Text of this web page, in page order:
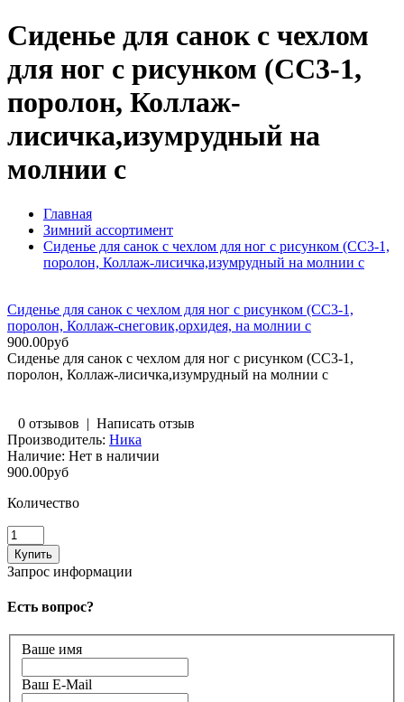
Сиденье для санок с чехлом
для ног с рисунком (СС3-1,
поролон, Коллаж-
лисичка,изумрудный на
молнии с
Главная
Зимний ассортимент
Сиденье для санок с чехлом для ног с рисунком (СС3-1,
поролон, Коллаж-лисичка,изумрудный на молнии с
Сиденье для санок с чехлом для ног с рисунком (СС3-1,
поролон, Коллаж-снеговик,орхидея, на молнии с
900.00руб
Сиденье для санок с чехлом для ног с рисунком (СС3-1,
поролон, Коллаж-лисичка,изумрудный на молнии с
0 отзывов | Написать отзыв
Производитель: Ника
Наличие: Нет в наличии
900.00руб
Количество
Запрос информации
Есть вопрос?
Ваше имя
Ваш E-Mail